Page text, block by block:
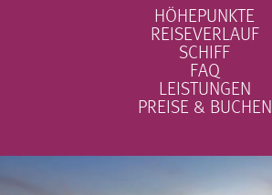
HÖHEPUNKTE
REISEVERLAUF
SCHIFF
FAQ
LEISTUNGEN
PREISE & BUCHEN